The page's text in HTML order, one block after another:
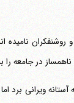
روشنفکران
در جامعه را
آستانه ویرانی